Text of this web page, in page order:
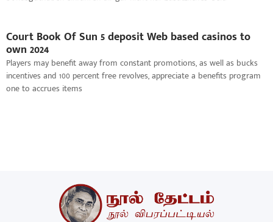
Court Book Of Sun 5 deposit Web based casinos to
own 2024
Players may benefit away from constant promotions, as well as bucks
incentives and 100 percent free revolves, appreciate a benefits program
one to accrues items